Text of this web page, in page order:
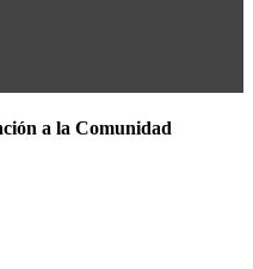
a la Comunidad